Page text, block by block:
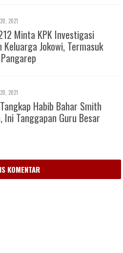
2021
Minta KPK Investigasi
Keluarga Jokowi, Termasuk
2021
Habib Bahar Smith
Ini Tanggapan Guru Besar
KOMENTAR